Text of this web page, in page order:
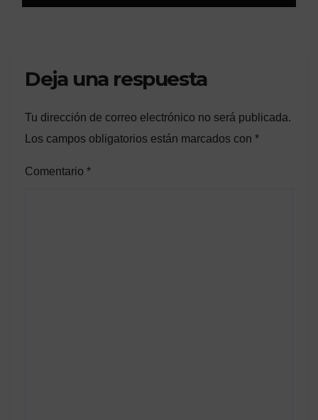
Deja una respuesta
Tu dirección de correo electrónico no será publicada.
Los campos obligatorios están marcados con *
Comentario *